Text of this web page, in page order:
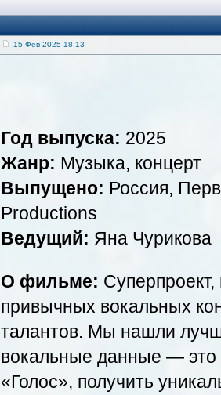
15-Фев-2025 18:13
Год выпуска: 2025
Жанр: Музыка, концерт
Выпущено: Россия,
Productions
Ведущий: Яна Чурикова
О фильме:
привычных вокальных
талантов. Мы нашли
вокальные данные — это
«Голос», получить